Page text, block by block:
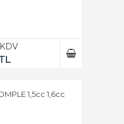
1,5cc 1,6cc